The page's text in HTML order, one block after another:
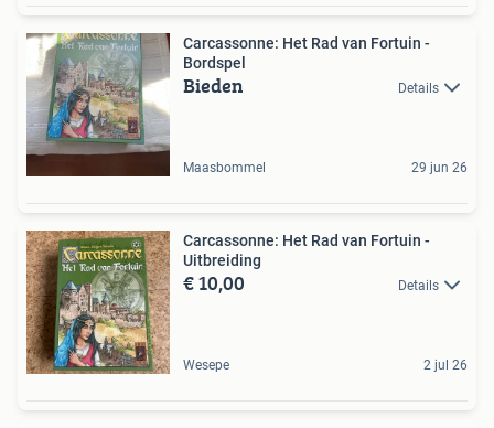
Carcassonne: Het Rad van Fortuin -
Bordspel
Bieden Details
Maasbommel 29 jun 26
Carcassonne: Het Rad van Fortuin -
Uitbreiding
€ 10,00 Details
Wesepe 2 jul 26